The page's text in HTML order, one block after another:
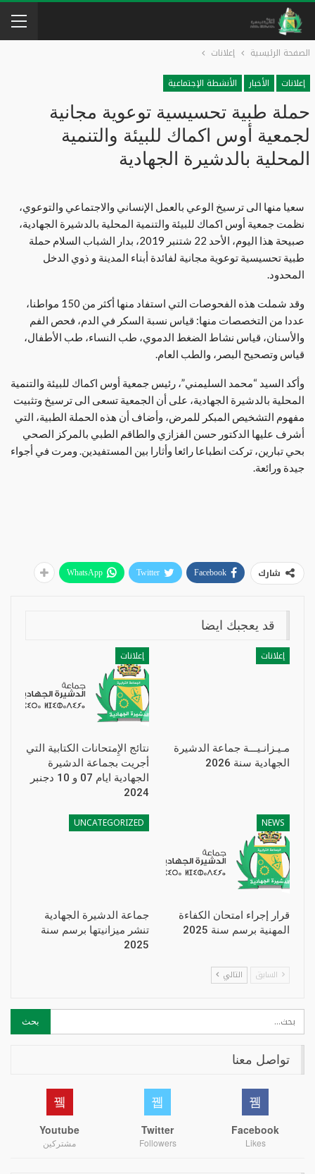
الصفحة الرئيسية
إعلانات
إعلانات
الأخبار الأنشطة الإجتماعية
حملة طبية تحسيسية توعوية مجانية
لجمعية أوس اكماك للبيئة والتنمية
المحلية بالدشيرة الجهادية
سعيا منها الى ترسيخ الوعي بالعمل الإنساني والاجتماعي والتوعوي،
نظمت جمعية أوس اكماك للبيئة والتنمية المحلية بالدشيرة الجهادية،
صبيحة هذا اليوم، الأحد 22 شتنبر 2019، بدار الشباب السلام حملة
طبية تحسيسية توعوية مجانية لفائدة أبناء المدينة و ذوي الدخل
المحدود.
وقد شملت هذه الفحوصات التي استفاد منها أكثر من 150 مواطنا،
عددا من التخصصات منها: قياس نسبة السكر في الدم، فحص الفم
والأسنان، قياس نشاط الضغط الدموي، طب النساء، طب الأطفال،
قياس وتصحيح البصر، والطب العام.
وأكد السيد “محمد السليمني”، رئيس جمعية أوس اكماك للبيئة والتنمية
المحلية بالدشيرة الجهادية، على أن الجمعية تسعى الى ترسيخ وتثبيت
مفهوم التشخيص المبكر للمرض، وأضاف أن هذه الحملة الطبية، التي
أشرف عليها الدكتور حسن الفزازي والطاقم الطبي بالمركز الصحي
بحي تبارين، تركت انطباعا رائعا وأثارا بين المستفيدين. ومرت في أجواء
جيدة ورائعة.
شارك Facebook
Twitter
WhatsApp
قد يعجبك ايضا
إعلانات
مـيـزانـيـــة جماعة الدشيرة
الجهادية سنة 2026
إعلانات
نتائج الإِمتحانات الكتابية التي
أجريت بجماعة الدشيرة
الجهادية ايام 07 و 10 دجنبر
2024
NEWS
قرار إجراء امتحان الكفاءة
المهنية برسم سنة 2025
UNCATEGORIZED
جماعة الدشيرة الجهادية
تنشر ميزانيتها برسم سنة
2025
السابق التالي
تواصل معنا
Facebook
Likes
Twitter
Followers
Youtube
مشتركين